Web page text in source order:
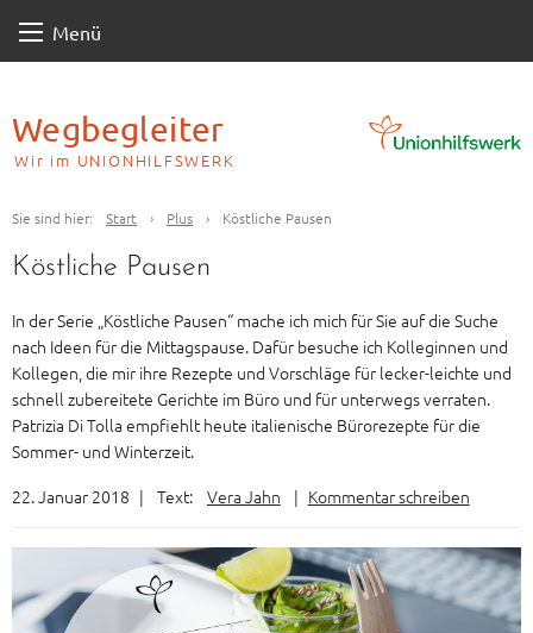
Menü
Wegbegleiter
Wir im UNIONHILFSWERK
Sie sind hier: Start › Plus › Köstliche Pausen
Köstliche Pausen
In der Serie „Köstliche Pausen“ mache ich mich für Sie auf die Suche
nach Ideen für die Mittagspause. Dafür besuche ich Kolleginnen und
Kollegen, die mir ihre Rezepte und Vorschläge für lecker-leichte und
schnell zubereitete Gerichte im Büro und für unterwegs verraten.
Patrizia Di Tolla empfiehlt heute italienische Bürorezepte für die
Sommer- und Winterzeit.
22. Januar 2018 | Text: Vera Jahn | Kommentar schreiben